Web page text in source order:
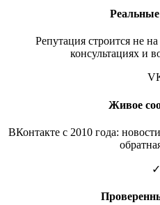
Репутация строится не
консультациях и
Живое
ВКонтакте с 2010 года:
✓